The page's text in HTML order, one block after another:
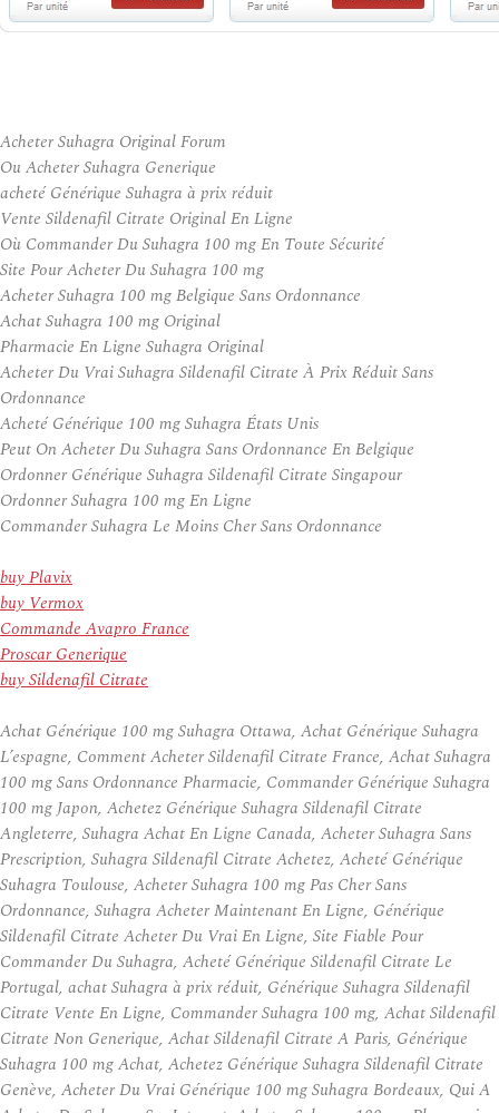
Acheter Suhagra Original Forum
Ou Acheter Suhagra Generique
acheté Générique Suhagra à prix réduit
Vente Sildenafil Citrate Original En Ligne
Où Commander Du Suhagra 100 mg En Toute Sécurité
Site Pour Acheter Du Suhagra 100 mg
Acheter Suhagra 100 mg Belgique Sans Ordonnance
Achat Suhagra 100 mg Original
Pharmacie En Ligne Suhagra Original
Acheter Du Vrai Suhagra Sildenafil Citrate À Prix Réduit Sans
Ordonnance
Acheté Générique 100 mg Suhagra États Unis
Peut On Acheter Du Suhagra Sans Ordonnance En Belgique
Ordonner Générique Suhagra Sildenafil Citrate Singapour
Ordonner Suhagra 100 mg En Ligne
Commander Suhagra Le Moins Cher Sans Ordonnance
buy Plavix
buy Vermox
Commande Avapro France
Proscar Generique
buy Sildenafil Citrate
Achat Générique 100 mg Suhagra Ottawa, Achat Générique Suhagra
L’espagne, Comment Acheter Sildenafil Citrate France, Achat Suhagra
100 mg Sans Ordonnance Pharmacie, Commander Générique Suhagra
100 mg Japon, Achetez Générique Suhagra Sildenafil Citrate
Angleterre, Suhagra Achat En Ligne Canada, Acheter Suhagra Sans
Prescription, Suhagra Sildenafil Citrate Achetez, Acheté Générique
Suhagra Toulouse, Acheter Suhagra 100 mg Pas Cher Sans
Ordonnance, Suhagra Acheter Maintenant En Ligne, Générique
Sildenafil Citrate Acheter Du Vrai En Ligne, Site Fiable Pour
Commander Du Suhagra, Acheté Générique Sildenafil Citrate Le
Portugal, achat Suhagra à prix réduit, Générique Suhagra Sildenafil
Citrate Vente En Ligne, Commander Suhagra 100 mg, Achat Sildenafil
Citrate Non Generique, Achat Sildenafil Citrate A Paris, Générique
Suhagra 100 mg Achat, Achetez Générique Suhagra Sildenafil Citrate
Genève, Acheter Du Vrai Générique 100 mg Suhagra Bordeaux, Qui A